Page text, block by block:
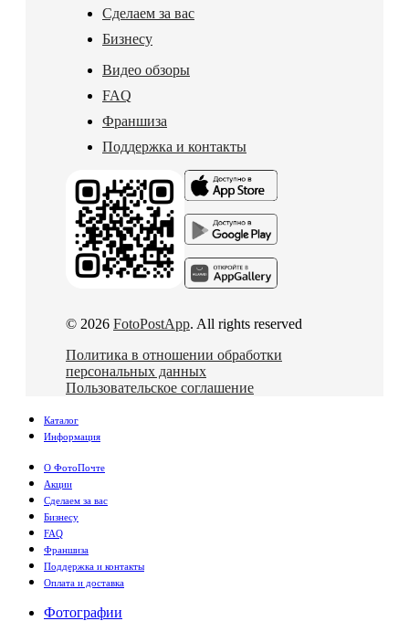
Сделаем за вас
Бизнесу
Видео обзоры
FAQ
Франшиза
Поддержка и контакты
© 2026 FotoPostApp. All rights reserved
Политика в отношении обработки
персональных данных
Пользовательское соглашение
Каталог
Информация
О ФотоПочте
Акции
Сделаем за вас
Бизнесу
FAQ
Франшиза
Поддержка и контакты
Оплата и доставка
Фотографии